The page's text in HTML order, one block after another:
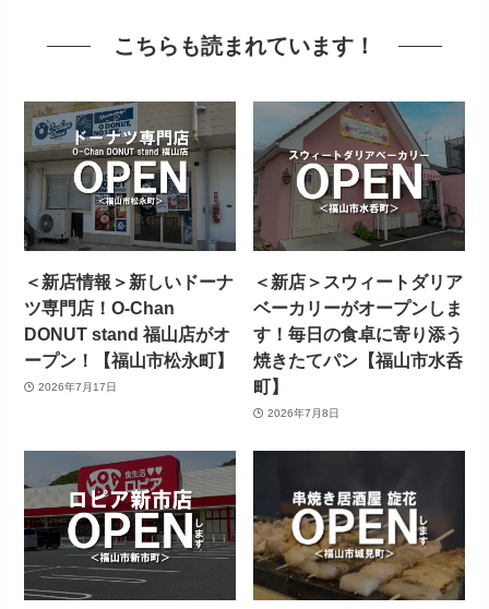
こちらも読まれています！
＜新店情報＞新しいドーナ
ツ専門店！O-Chan
DONUT stand 福山店がオ
ープン！【福山市松永町】
2026年7月17日
＜新店＞スウィートダリア
ベーカリーがオープンしま
す！毎日の食卓に寄り添う
焼きたてパン【福山市水呑
町】
2026年7月8日